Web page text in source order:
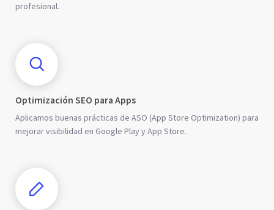
profesional.
Optimización SEO para Apps
Aplicamos buenas prácticas de ASO (App Store Optimization) para
mejorar visibilidad en Google Play y App Store.